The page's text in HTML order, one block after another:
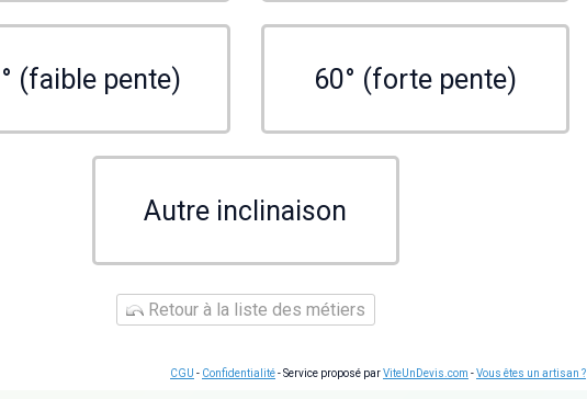
(faible pente) 60° (forte pente)
Autre inclinaison
Retour à la liste des métiers
CGU - Confidentialité- Service proposé parViteUnDevis.com -Vous êtes un artisan ?